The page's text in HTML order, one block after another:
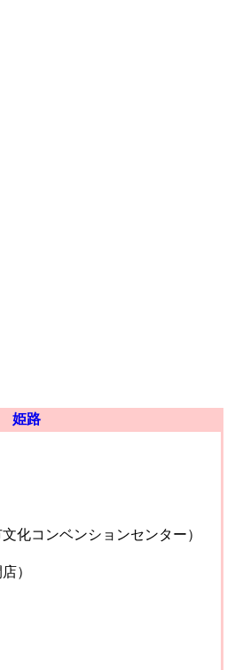
姫路
文化コンベンションセンター）
店）